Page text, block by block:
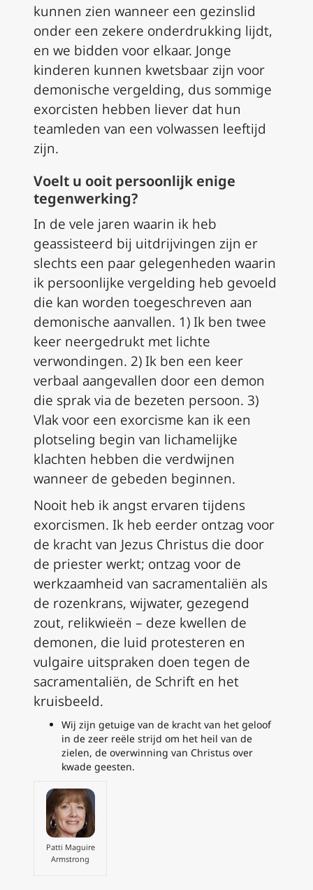
kunnen zien wanneer een gezinslid
onder een zekere onderdrukking lijdt,
en we bidden voor elkaar. Jonge
kinderen kunnen kwetsbaar zijn voor
demonische vergelding, dus sommige
exorcisten hebben liever dat hun
teamleden van een volwassen leeftijd
zijn.
Voelt u ooit persoonlijk enige
tegenwerking?
In de vele jaren waarin ik heb
geassisteerd bij uitdrijvingen zijn er
slechts een paar gelegenheden waarin
ik persoonlijke vergelding heb gevoeld
die kan worden toegeschreven aan
demonische aanvallen. 1) Ik ben twee
keer neergedrukt met lichte
verwondingen. 2) Ik ben een keer
verbaal aangevallen door een demon
die sprak via de bezeten persoon. 3)
Vlak voor een exorcisme kan ik een
plotseling begin van lichamelijke
klachten hebben die verdwijnen
wanneer de gebeden beginnen.
Nooit heb ik angst ervaren tijdens
exorcismen. Ik heb eerder ontzag voor
de kracht van Jezus Christus die door
de priester werkt; ontzag voor de
werkzaamheid van sacramentaliën als
de rozenkrans, wijwater, gezegend
zout, relikwieën – deze kwellen de
demonen, die luid protesteren en
vulgaire uitspraken doen tegen de
sacramentaliën, de Schrift en het
kruisbeeld.
Wij zijn getuige van de kracht van het geloof
in de zeer reële strijd om het heil van de
zielen, de overwinning van Christus over
kwade geesten.
Patti Maguire
Armstrong